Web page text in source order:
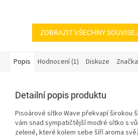
ZOBRAZIT VŠECHNY
Popis Hodnocení (1) Diskuze Značka
Detailní popis produktu
Pisoárové sítko Wave překvapí širokou
vám snad sympatičtější modré sítko s
zelené, které kolem sebe šíří aroma